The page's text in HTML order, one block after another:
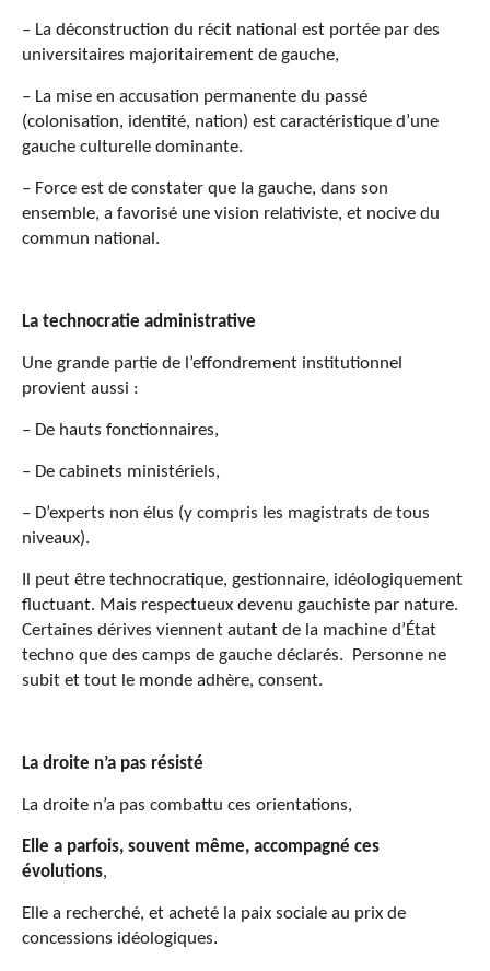
– La déconstruction du récit national est portée par des
universitaires majoritairement de gauche,
– La mise en accusation permanente du passé
(colonisation, identité, nation) est caractéristique d’une
gauche culturelle dominante.
– Force est de constater que la gauche, dans son
ensemble, a favorisé une vision relativiste, et nocive du
commun national.
La technocratie administrative
Une grande partie de l’effondrement institutionnel
provient aussi :
– De hauts fonctionnaires,
– De cabinets ministériels,
– D’experts non élus (y compris les magistrats de tous
niveaux).
Il peut être technocratique, gestionnaire, idéologiquement
fluctuant. Mais respectueux devenu gauchiste par nature.
Certaines dérives viennent autant de la machine d’État
techno que des camps de gauche déclarés. Personne ne
subit et tout le monde adhère, consent.
La droite n’a pas résisté
La droite n’a pas combattu ces orientations,
Elle a parfois, souvent même, accompagné ces
évolutions,
Elle a recherché, et acheté la paix sociale au prix de
concessions idéologiques.